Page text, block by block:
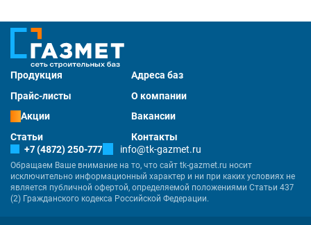
Продукция
Адреса баз
Прайс-листы
О компании
Акции
Вакансии
Статьи
Контакты
+7 (4872) 250-777
info@tk-gazmet.ru
Обращаем Ваше внимание на то, что сайт tk-gazmet.ru носит
исключительно информационный характер и ни при каких условиях не
является публичной офертой, определяемой положениями Статьи 437
(2) Гражданского кодекса Российской Федерации.